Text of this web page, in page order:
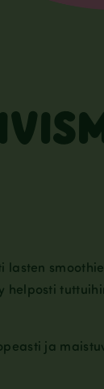
helposti
ja